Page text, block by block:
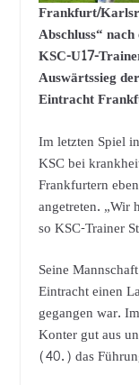
Frankfurt/
Abschluss“
KSC-U17-
Auswärtssieg
Eintracht
Im letzten Spiel
KSC bei
Frankfurtern
angetreten. „Wir
so KSC-Trainer
Seine
Eintracht einen
gegangen war.
Konter gut aus
(40.) das